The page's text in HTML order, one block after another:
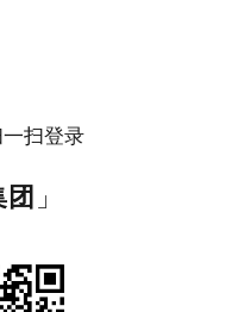
扫登录
」